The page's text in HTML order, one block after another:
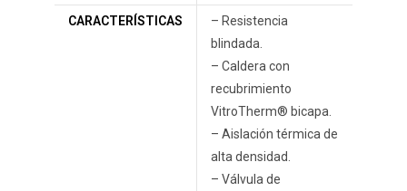
CARACTERÍSTICAS
– Resistencia
blindada.
– Caldera con
recubrimiento
VitroTherm® bicapa.
– Aislación térmica de
alta densidad.
– Válvula de